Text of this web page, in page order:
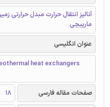
آنالیز انتقال حرارت مبدل
مارپیچی
عنوان انگلیسی
heat exchangers
صفحات مقاله فارسی
18